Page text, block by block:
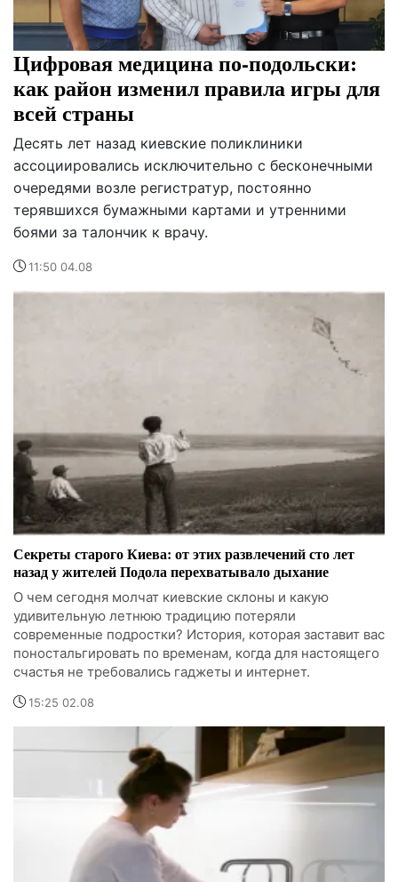
Цифровая медицина по-подольски:
как район изменил правила игры для
всей страны
Десять лет назад киевские поликлиники
ассоциировались исключительно с бесконечными
очередями возле регистратур, постоянно
терявшихся бумажными картами и утренними
боями за талончик к врачу.
11:50 04.08
Секреты старого Киева: от этих развлечений сто лет
назад у жителей Подола перехватывало дыхание
О чем сегодня молчат киевские склоны и какую
удивительную летнюю традицию потеряли
современные подростки? История, которая заставит вас
поностальгировать по временам, когда для настоящего
счастья не требовались гаджеты и интернет.
15:25 02.08